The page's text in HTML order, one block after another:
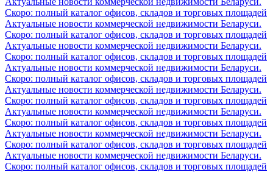
Скоро: полный каталог офисов, складов и торговых площадей
Актуальные новости коммерческой недвижимости Беларуси.
Скоро: полный каталог офисов, складов и торговых площадей
Актуальные новости коммерческой недвижимости Беларуси.
Скоро: полный каталог офисов, складов и торговых площадей
Актуальные новости коммерческой недвижимости Беларуси.
Скоро: полный каталог офисов, складов и торговых площадей
Актуальные новости коммерческой недвижимости Беларуси.
Скоро: полный каталог офисов, складов и торговых площадей
Актуальные новости коммерческой недвижимости Беларуси.
Скоро: полный каталог офисов, складов и торговых площадей
Актуальные новости коммерческой недвижимости Беларуси.
Скоро: полный каталог офисов, складов и торговых площадей
Актуальные новости коммерческой недвижимости Беларуси.
Скоро: полный каталог офисов, складов и торговых площадей